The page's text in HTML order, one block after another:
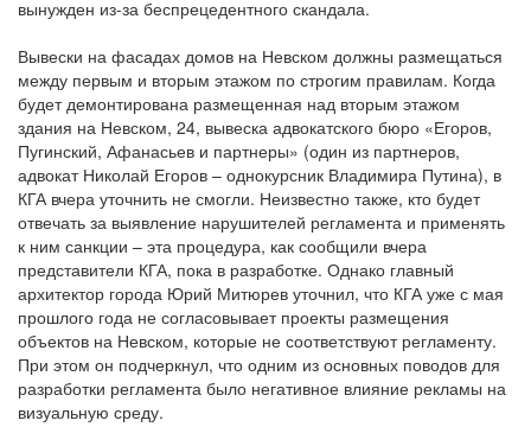
вынужден из-за беспрецедентного скандала.
Вывески на фасадах домов на Невском должны размещаться
между первым и вторым этажом по строгим правилам. Когда
будет демонтирована размещенная над вторым этажом
здания на Невском, 24, вывеска адвокатского бюро «Егоров,
Пугинский, Афанасьев и партнеры» (один из партнеров,
адвокат Николай Егоров – однокурсник Владимира Путина), в
КГА вчера уточнить не смогли. Неизвестно также, кто будет
отвечать за выявление нарушителей регламента и применять
к ним санкции – эта процедура, как сообщили вчера
представители КГА, пока в разработке. Однако главный
архитектор города Юрий Митюрев уточнил, что КГА уже с мая
прошлого года не согласовывает проекты размещения
объектов на Невском, которые не соответствуют регламенту.
При этом он подчеркнул, что одним из основных поводов для
разработки регламента было негативное влияние рекламы на
визуальную среду.